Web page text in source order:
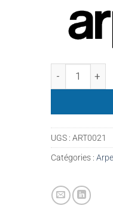
quantité de
UGS : ART0021
Catégories :